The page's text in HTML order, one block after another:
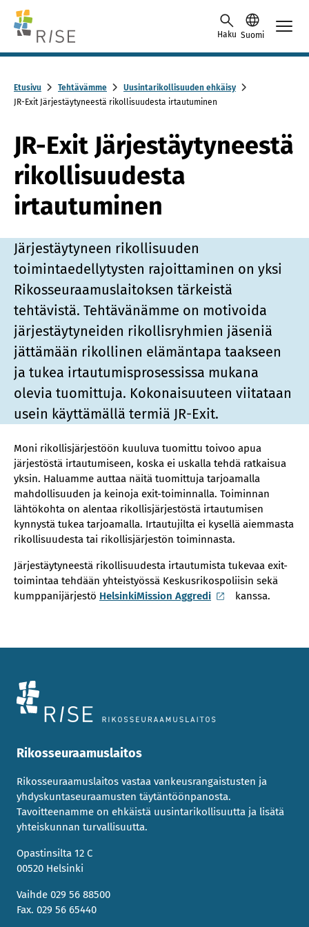
Skip to content -saavutettavuusohje
Haku Suomi
Etusivu Tehtävämme
Uusintarikollisuuden ehkäisy
JR-Exit Järjestäytyneestä rikollisuudesta irtautuminen
JR-Exit Järjestäytyneestä
rikollisuudesta
irtautuminen
Järjestäytyneen rikollisuuden
toimintaedellytysten rajoittaminen on yksi
Rikosseuraamuslaitoksen tärkeistä
tehtävistä. Tehtävänämme on motivoida
järjestäytyneiden rikollisryhmien jäseniä
jättämään rikollinen elämäntapa taakseen
ja tukea irtautumisprosessissa mukana
olevia tuomittuja. Kokonaisuuteen viitataan
usein käyttämällä termiä JR-Exit.
Moni rikollisjärjestöön kuuluva tuomittu toivoo apua
järjestöstä irtautumiseen, koska ei uskalla tehdä ratkaisua
yksin. Haluamme auttaa näitä tuomittuja tarjoamalla
mahdollisuuden ja keinoja exit-toiminnalla. Toiminnan
lähtökohta on alentaa rikollisjärjestöstä irtautumisen
kynnystä tukea tarjoamalla. Irtautujilta ei kysellä aiemmasta
rikollisuudesta tai rikollisjärjestön toiminnasta.
Järjestäytyneestä rikollisuudesta irtautumista tukevaa exit-
toimintaa tehdään yhteistyössä Keskusrikospoliisin sekä
kumppanijärjestö HelsinkiMission Aggredi kanssa.
Rikosseuraamuslaitos
Rikosseuraamuslaitos vastaa vankeusrangaistusten ja
yhdyskuntaseuraamusten täytäntöönpanosta.
Tavoitteenamme on ehkäistä uusintarikollisuutta ja lisätä
yhteiskunnan turvallisuutta.
Opastinsilta 12 C
00520 Helsinki
Vaihde 029 56 88500
Fax. 029 56 65440